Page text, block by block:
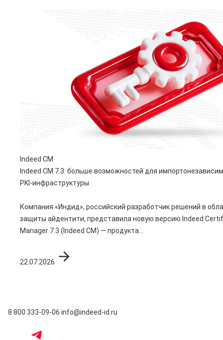
Indeed CM
Indeed CM 7.3: больше возможностей для
PKI-инфраструктуры
Компания «Индид», российский разработчик решений в
защиты айдентити, представила новую версию Indeed
Manager 7.3 (Indeed CM) — продукта...
22.07.2026
8 800 333-09-06 info@indeed-id.ru